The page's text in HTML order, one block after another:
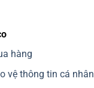
hàng
vệ thông tin cá nhân